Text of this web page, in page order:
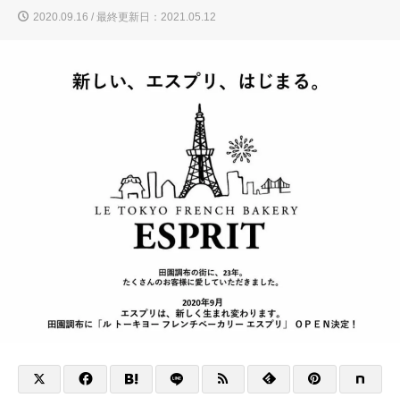
2020.09.16 / 最終更新日：2021.05.12